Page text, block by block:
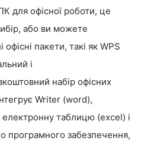
для офісної роботи, це
або ви можете
пакети, такі як WPS
і
набір офісних
Writer (word),
таблицю (excel) і
програмного забезпечення,